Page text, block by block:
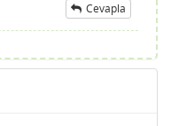
Cevapla